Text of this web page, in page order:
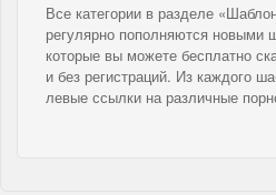
Все категории в разделе
регулярно пополняются новыми
которые вы можете бесплатно
и без регистраций. Из каждого
левые ссылки на различные